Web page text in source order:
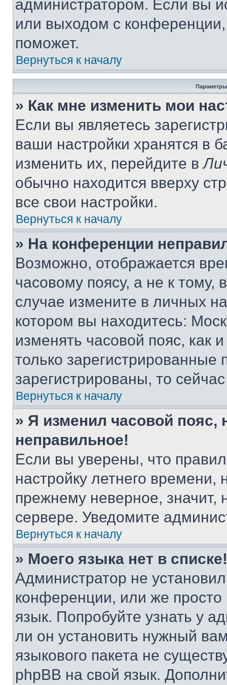
администратором. Если вы
или выходом с
поможет.
Вернуться к началу
Параметры
» Как мне изменить мои
Если вы являетесь
ваши настройки хранятся в
изменить их, перейдите в
обычно находится вверху
все свои настройки.
Вернуться к началу
» На конференции
Возможно, отображается
часовому поясу, а не к тому,
случае измените в личных
котором вы находитесь:
изменять часовой пояс, как
только
зарегистрированы, то
Вернуться к началу
» Я изменил часовой пояс,
неправильное!
Если вы уверены, что
настройку летнего
прежнему неверное, значит,
сервере. Уведомите
Вернуться к началу
» Моего языка нет в списке!
Администратор не
конференции, или же
язык. Попробуйте узнать у
ли он установить нужный
языкового пакета не
phpBB на свой язык.